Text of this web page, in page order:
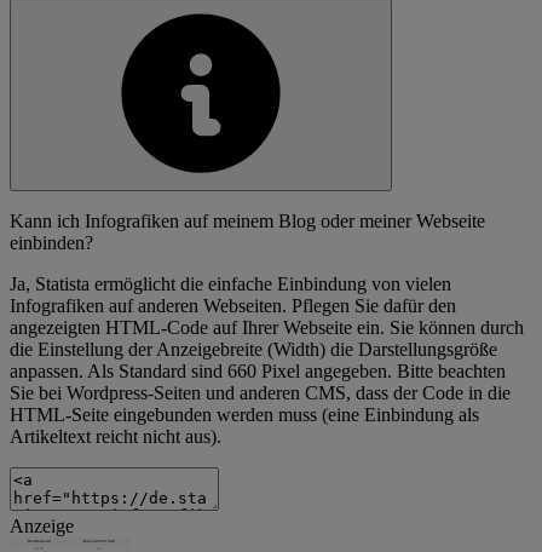
Kann ich Infografiken auf meinem Blog oder meiner Webseite
einbinden?
Ja, Statista ermöglicht die einfache Einbindung von vielen
Infografiken auf anderen Webseiten. Pflegen Sie dafür den
angezeigten HTML-Code auf Ihrer Webseite ein. Sie können durch
die Einstellung der Anzeigebreite (Width) die Darstellungsgröße
anpassen. Als Standard sind 660 Pixel angegeben. Bitte beachten
Sie bei Wordpress-Seiten und anderen CMS, dass der Code in die
HTML-Seite eingebunden werden muss (eine Einbindung als
Artikeltext reicht nicht aus).
Anzeige